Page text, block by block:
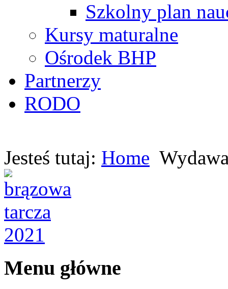
Szkolny plan
Kursy maturalne
Ośrodek BHP
Partnerzy
RODO
Jesteś tutaj: Home
Menu główne